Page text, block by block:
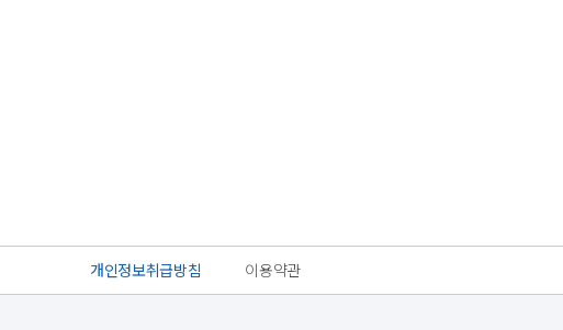
개인정보취급방침 이용약관